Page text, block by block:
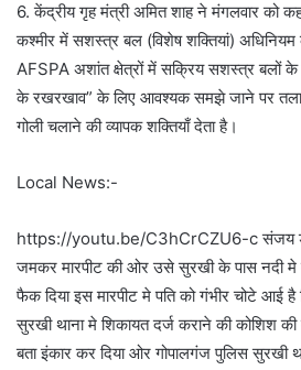
6. केंद्रीय गृह मंत्री अमित शाह ने मंगलवार को
कश्मीर में सशस्त्र बल (विशेष शक्तियां) अधिनियम
AFSPA अशांत क्षेत्रों में सक्रिय सशस्त्र बलों के
के रखरखाव” के लिए आवश्यक समझे जाने पर
गोली चलाने की व्यापक शक्तियाँ देता है।
Local News:-
https://youtu.be/C3hCrCZU6-c संजय
जमकर मारपीट की ओर उसे सुरखी के पास नदी मे
फैक दिया इस मारपीट मे पति को गंभीर चोटे आई
सुरखी थाना मे शिकायत दर्ज कराने की कोशिश की
बता इंकार कर दिया ओर गोपालगंज पुलिस सुरखी